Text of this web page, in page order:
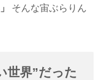
そんな宙ぶらりん
世界”だった